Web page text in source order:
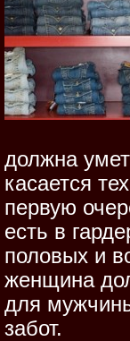
должна
касается
первую
есть в
половых и
женщина
для
забот.